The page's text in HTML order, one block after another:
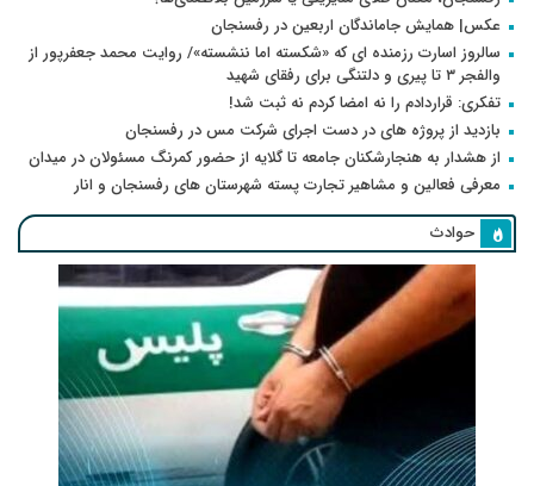
عکس| همایش جاماندگان اربعین در رفسنجان
سالروز اسارت رزمنده ای که «شکسته اما ننشسته»/ روایت محمد جعفرپور از
والفجر ۳ تا پیری و دلتنگی برای رفقای شهید
تفکری: قراردادم را نه امضا کردم نه ثبت شد!
بازدید از پروژه های در دست اجرای شرکت مس در رفسنجان
از هشدار به هنجارشکنان جامعه تا گلایه از حضور کمرنگ مسئولان در میدان
معرفی فعالین و مشاهیر تجارت پسته شهرستان های رفسنجان و انار
حوادث